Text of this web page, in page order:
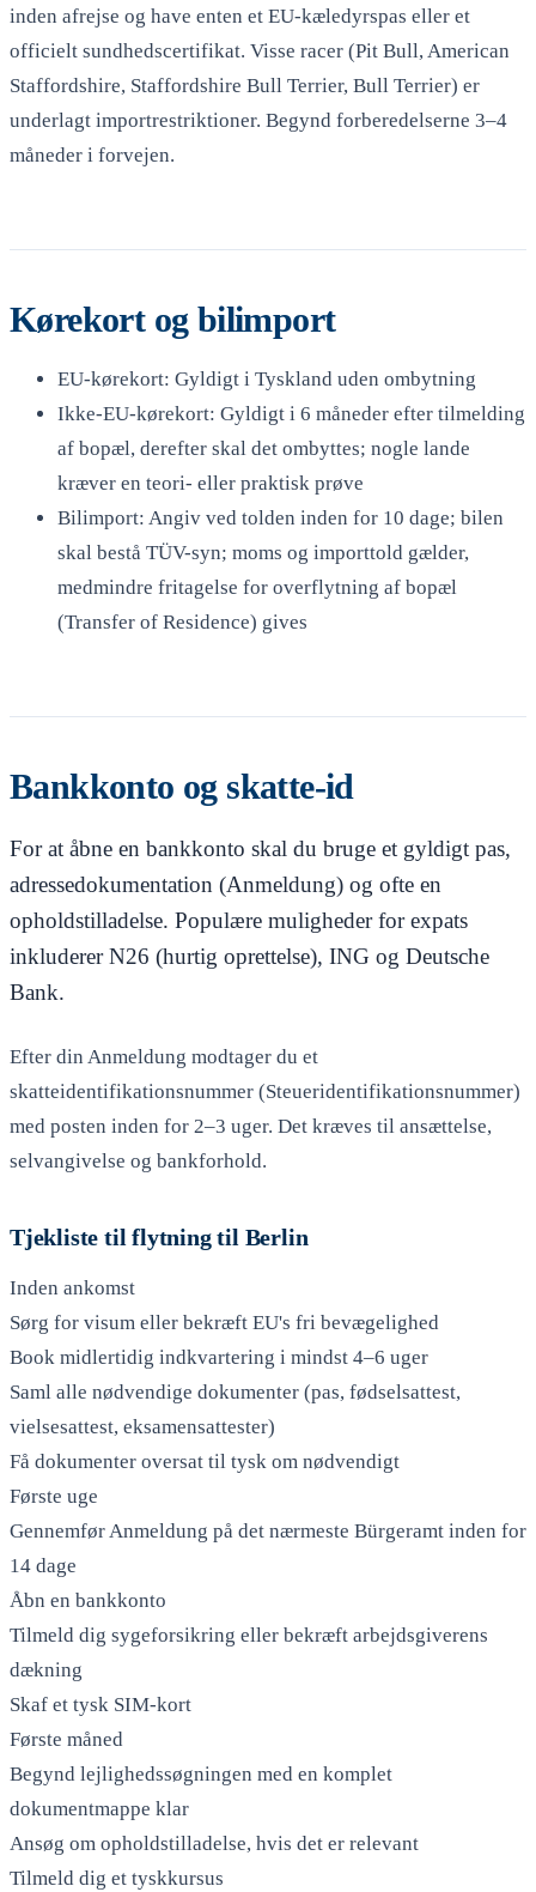
inden afrejse og have enten et EU-kæledyrspas eller et
officielt sundhedscertifikat. Visse racer (Pit Bull, American
Staffordshire, Staffordshire Bull Terrier, Bull Terrier) er
underlagt importrestriktioner. Begynd forberedelserne 3–4
måneder i forvejen.
Kørekort og bilimport
EU-kørekort: Gyldigt i Tyskland uden ombytning
Ikke-EU-kørekort: Gyldigt i 6 måneder efter tilmelding
af bopæl, derefter skal det ombyttes; nogle lande
kræver en teori- eller praktisk prøve
Bilimport: Angiv ved tolden inden for 10 dage; bilen
skal bestå TÜV-syn; moms og importtold gælder,
medmindre fritagelse for overflytning af bopæl
(Transfer of Residence) gives
Bankkonto og skatte-id
For at åbne en bankkonto skal du bruge et gyldigt pas,
adressedokumentation (Anmeldung) og ofte en
opholdstilladelse. Populære muligheder for expats
inkluderer N26 (hurtig oprettelse), ING og Deutsche
Bank.
Efter din Anmeldung modtager du et
skatteidentifikationsnummer (Steueridentifikationsnummer)
med posten inden for 2–3 uger. Det kræves til ansættelse,
selvangivelse og bankforhold.
Tjekliste til flytning til Berlin
Inden ankomst
Sørg for visum eller bekræft EU's fri bevægelighed
Book midlertidig indkvartering i mindst 4–6 uger
Saml alle nødvendige dokumenter (pas, fødselsattest,
vielsesattest, eksamensattester)
Få dokumenter oversat til tysk om nødvendigt
Første uge
Gennemfør Anmeldung på det nærmeste Bürgeramt inden for
14 dage
Åbn en bankkonto
Tilmeld dig sygeforsikring eller bekræft arbejdsgiverens
dækning
Skaf et tysk SIM-kort
Første måned
Begynd lejlighedssøgningen med en komplet
dokumentmappe klar
Ansøg om opholdstilladelse, hvis det er relevant
Tilmeld dig et tyskkursus